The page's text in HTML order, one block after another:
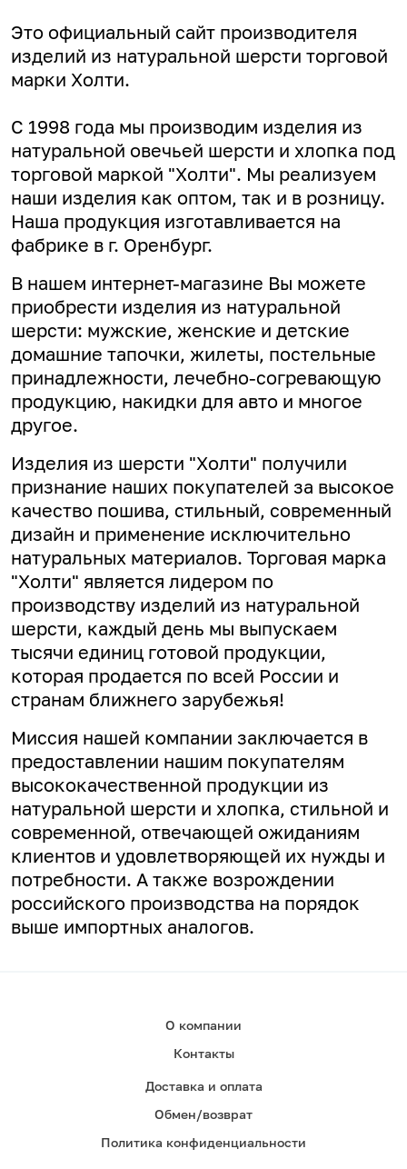
Это официальный сайт производителя
изделий из натуральной шерсти торговой
марки Холти.
С 1998 года мы производим изделия из
натуральной овечьей шерсти и хлопка под
торговой маркой "Холти". Мы реализуем
наши изделия как оптом, так и в розницу.
Наша продукция изготавливается на
фабрике в г. Оренбург.
В нашем интернет-магазине Вы можете
приобрести изделия из натуральной
шерсти: мужские, женские и детские
домашние тапочки, жилеты, постельные
принадлежности, лечебно-согревающую
продукцию, накидки для авто и многое
другое.
Изделия из шерсти "Холти" получили
признание наших покупателей за высокое
качество пошива, стильный, современный
дизайн и применение исключительно
натуральных материалов. Торговая марка
"Холти" является лидером по
производству изделий из натуральной
шерсти, каждый день мы выпускаем
тысячи единиц готовой продукции,
которая продается по всей России и
странам ближнего зарубежья!
Миссия нашей компании заключается в
предоставлении нашим покупателям
высококачественной продукции из
натуральной шерсти и хлопка, стильной и
современной, отвечающей ожиданиям
клиентов и удовлетворяющей их нужды и
потребности. А также возрождении
российского производства на порядок
выше импортных аналогов.
О компании
Контакты
Доставка и оплата
Обмен/возврат
Политика конфиденциальности